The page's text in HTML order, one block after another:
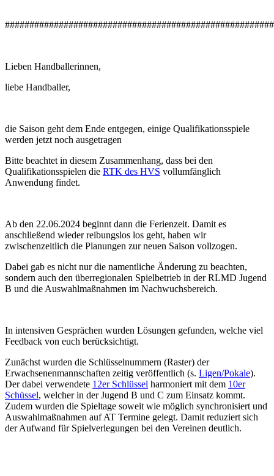
Lieben Handballerinnen,
liebe Handballer,
die Saison geht dem Ende entgegen, einige Qualifikationsspiele
werden jetzt noch ausgetragen
Bitte beachtet in diesem Zusammenhang, dass bei den
Qualifikationsspielen die RTK des HVS vollumfänglich
Anwendung findet.
Ab den 22.06.2024 beginnt dann die Ferienzeit. Damit es
anschließend wieder reibungslos los geht, haben wir
zwischenzeitlich die Planungen zur neuen Saison vollzogen.
Dabei gab es nicht nur die namentliche Änderung zu beachten,
sondern auch den überregionalen Spielbetrieb in der RLMD Jugend
B und die Auswahlmaßnahmen im Nachwuchsbereich.
In intensiven Gesprächen wurden Lösungen gefunden, welche viel
Feedback von euch berücksichtigt.
Zunächst wurden die Schlüsselnummern (Raster) der
Erwachsenenmannschaften zeitig veröffentlich (s. Ligen/Pokale).
Der dabei verwendete 12er Schlüssel harmoniert mit dem 10er
Schüssel, welcher in der Jugend B und C zum Einsatz kommt.
Zudem wurden die Spieltage soweit wie möglich synchronisiert und
Auswahlmaßnahmen auf AT Termine gelegt. Damit reduziert sich
der Aufwand für Spielverlegungen bei den Vereinen deutlich.